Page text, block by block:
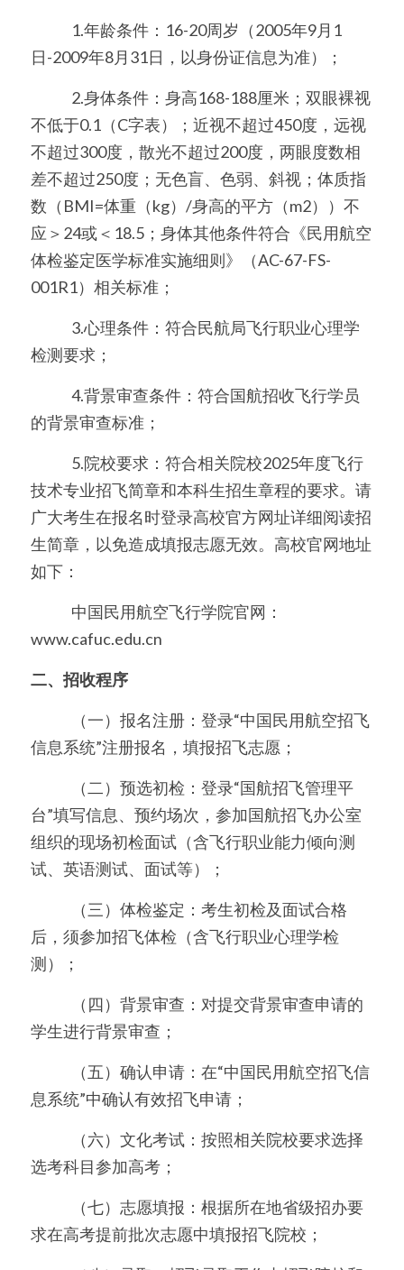
1.年龄条件：16-20周岁（2005年9月1
日-2009年8月31日，以身份证信息为准）；
2.身体条件：身高168-188厘米；双眼裸视
不低于0.1（C字表）；近视不超过450度，远视
不超过300度，散光不超过200度，两眼度数相
差不超过250度；无色盲、色弱、斜视；体质指
数（BMI=体重（kg）/身高的平方（m2））不
应＞24或＜18.5；身体其他条件符合《民用航空
体检鉴定医学标准实施细则》（AC-67-FS-
001R1）相关标准；
3.心理条件：符合民航局飞行职业心理学
检测要求；
4.背景审查条件：符合国航招收飞行学员
的背景审查标准；
5.院校要求：符合相关院校2025年度飞行
技术专业招飞简章和本科生招生章程的要求。请
广大考生在报名时登录高校官方网址详细阅读招
生简章，以免造成填报志愿无效。高校官网地址
如下：
中国民用航空飞行学院官网：
www.cafuc.edu.cn
二、招收程序
（一）报名注册：登录“中国民用航空招飞
信息系统”注册报名，填报招飞志愿；
（二）预选初检：登录“国航招飞管理平
台”填写信息、预约场次，参加国航招飞办公室
组织的现场初检面试（含飞行职业能力倾向测
试、英语测试、面试等）；
（三）体检鉴定：考生初检及面试合格
后，须参加招飞体检（含飞行职业心理学检
测）；
（四）背景审查：对提交背景审查申请的
学生进行背景审查；
（五）确认申请：在“中国民用航空招飞信
息系统”中确认有效招飞申请；
（六）文化考试：按照相关院校要求选择
选考科目参加高考；
（七）志愿填报：根据所在地省级招办要
求在高考提前批次志愿中填报招飞院校；